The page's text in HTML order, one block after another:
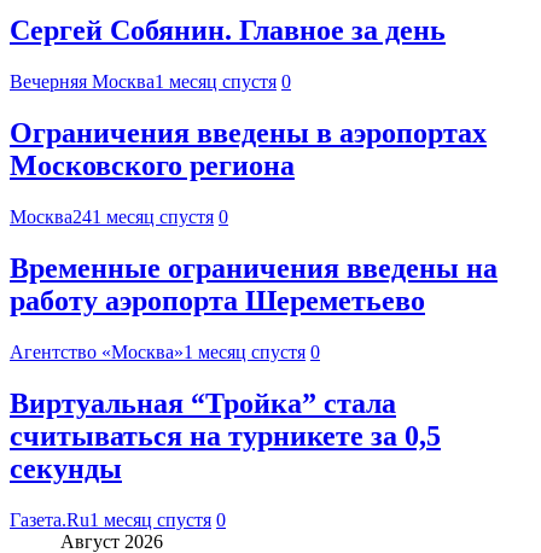
Сергей Собянин. Главное за день
Вечерняя Москва1 месяц спустя 0
Ограничения введены в аэропортах
Московского региона
Москва241 месяц спустя 0
Временные ограничения введены на
работу аэропорта Шереметьево
Агентство «Москва»1 месяц спустя 0
Виртуальная “Тройка” стала
считываться на турникете за 0,5
секунды
Газета.Ru1 месяц спустя 0
Август 2026